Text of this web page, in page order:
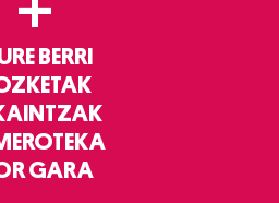
BERRI
GARA